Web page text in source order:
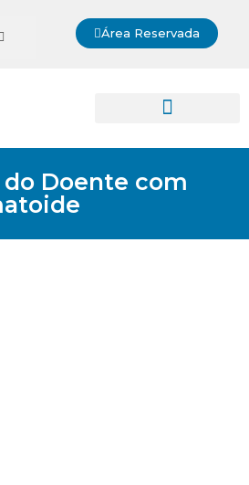
Área Reservada
Doente com